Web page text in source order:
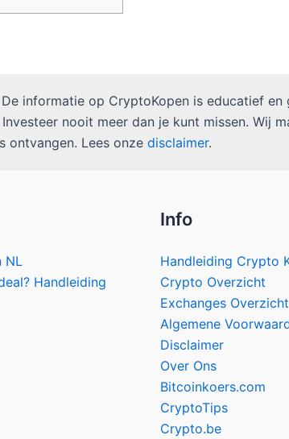
informatie op CryptoKopen is educatief
nooit meer dan je kunt missen. Wij
ontvangen. Lees onze disclaimer.
NL
Handleiding
Info
Handleiding Crypto
Crypto Overzicht
Exchanges Overzicht
Algemene
Disclaimer
Over Ons
Bitcoinkoers.com
CryptoTips
Crypto.be